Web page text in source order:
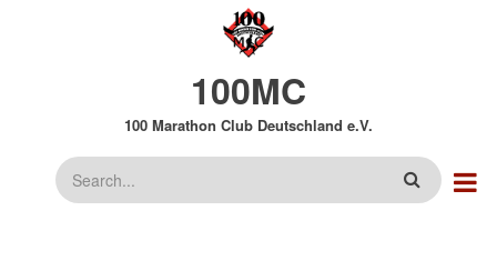
100MC
100 Marathon Club Deutschland e.V.
Suche